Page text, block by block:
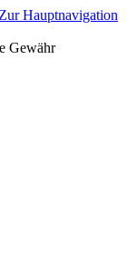
Zur Hauptnavigation
Gewähr